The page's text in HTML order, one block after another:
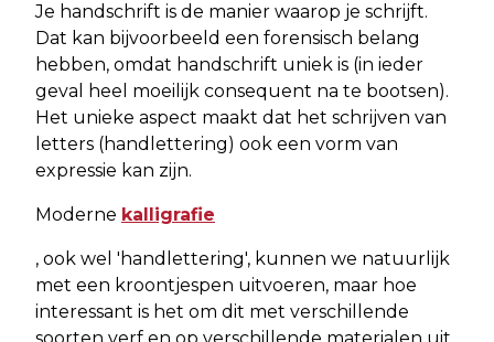
Je handschrift is de manier waarop je schrijft.
Dat kan bijvoorbeeld een forensisch belang
hebben, omdat handschrift uniek is (in ieder
geval heel moeilijk consequent na te bootsen).
Het unieke aspect maakt dat het schrijven van
letters (handlettering) ook een vorm van
expressie kan zijn.
Moderne kalligrafie
, ook wel 'handlettering', kunnen we natuurlijk
met een kroontjespen uitvoeren, maar hoe
interessant is het om dit met verschillende